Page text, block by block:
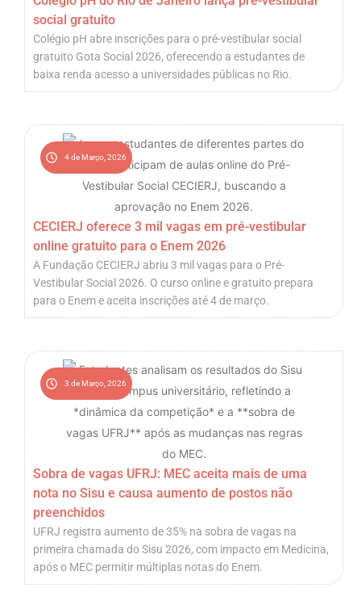
social gratuito
Colégio pH abre inscrições para o pré-vestibular social
gratuito Gota Social 2026, oferecendo a estudantes de
baixa renda acesso a universidades públicas no Rio.
4 de Março, 2026
CECIERJ oferece 3 mil vagas em pré-vestibular
online gratuito para o Enem 2026
A Fundação CECIERJ abriu 3 mil vagas para o Pré-
Vestibular Social 2026. O curso online e gratuito prepara
para o Enem e aceita inscrições até 4 de março.
3 de Março, 2026
Sobra de vagas UFRJ: MEC aceita mais de uma
nota no Sisu e causa aumento de postos não
preenchidos
UFRJ registra aumento de 35% na sobra de vagas na
primeira chamada do Sisu 2026, com impacto em Medicina,
após o MEC permitir múltiplas notas do Enem.